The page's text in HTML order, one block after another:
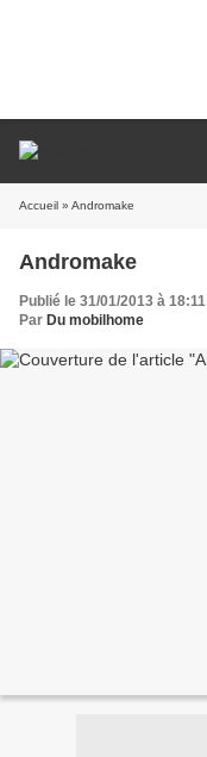
Accueil » Andromake
Andromake
Publié le 31/01/2013 à 18:11
Par Du mobilhome